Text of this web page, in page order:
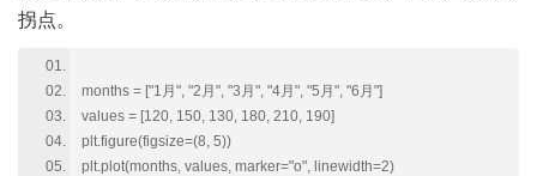
拐点。
months = ["1月", "2月", "3月", "4月", "5月", "6月"]
values = [120, 150, 130, 180, 210, 190]
plt.figure(figsize=(8, 5))
plt.plot(months, values, marker="o", linewidth=2)